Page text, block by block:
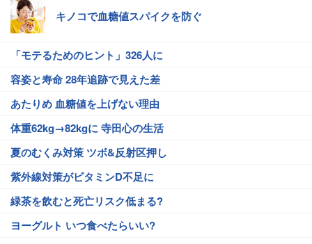
キノコで血糖値スパイクを防ぐ
「モテるためのヒント」326人に
容姿と寿命 28年追跡で見えた差
あたりめ 血糖値を上げない理由
体重62kg→82kgに 寺田心の生活
夏のむくみ対策 ツボ&反射区押し
紫外線対策がビタミンD不足に
緑茶を飲むと死亡リスク低まる?
ヨーグルト いつ食べたらいい?